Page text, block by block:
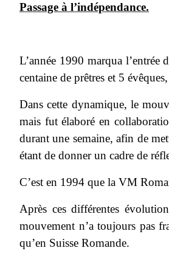
Passage à l’indépendance.
L’année 1990 marqua
centaine de prêtres et 5
Dans cette dynamique, le
mais fut élaboré en
durant une semaine, afin de
étant de donner un cadre de
C’est en 1994 que la VM
Après ces différentes
mouvement n’a toujours pas
qu’en Suisse Romande.